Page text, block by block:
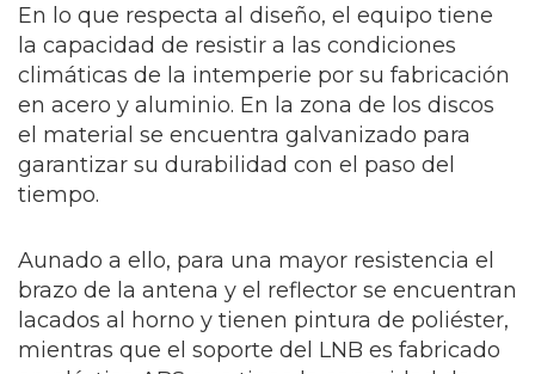
En lo que respecta al diseño, el equipo tiene
la capacidad de resistir a las condiciones
climáticas de la intemperie por su fabricación
en acero y aluminio. En la zona de los discos
el material se encuentra galvanizado para
garantizar su durabilidad con el paso del
tiempo.
Aunado a ello, para una mayor resistencia el
brazo de la antena y el reflector se encuentran
lacados al horno y tienen pintura de poliéster,
mientras que el soporte del LNB es fabricado